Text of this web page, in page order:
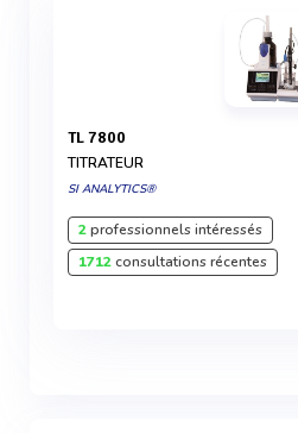
TL 7800
TITRATEUR
SI ANALYTICS®
2professionnels intéressés
1712consultations récentes